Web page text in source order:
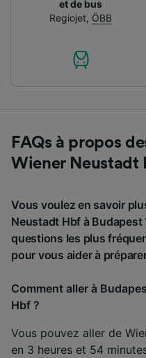
et de bus
Regiojet, ÖBB
FAQs à propos
Wiener Neustadt
Vous voulez en savoir
Neustadt Hbf à Budapest
questions les plus
pour vous aider à
Comment aller à
Hbf ?
Vous pouvez aller de
en 3 heures et 54